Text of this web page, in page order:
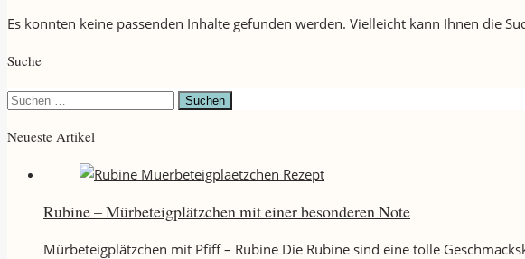
Es konnten keine passenden Inhalte gefunden werden. Vielleicht kann Ihnen die
Suche
Suchen
Neueste Artikel
Rubine – Mürbeteigplätzchen mit einer besonderen Note
Mürbeteigplätzchen mit Pfiff – Rubine Die Rubine sind eine tolle